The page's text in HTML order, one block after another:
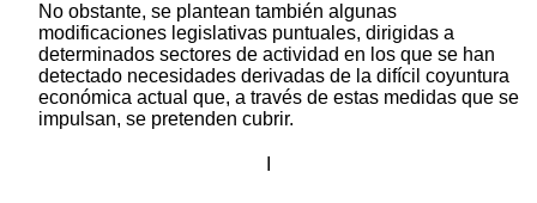
No obstante, se plantean también algunas
modificaciones legislativas puntuales, dirigidas a
determinados sectores de actividad en los que se han
detectado necesidades derivadas de la difícil coyuntura
económica actual que, a través de estas medidas que se
impulsan, se pretenden cubrir.